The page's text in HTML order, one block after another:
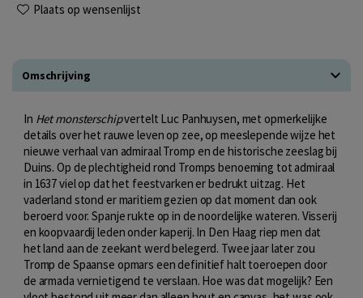
Plaats op wensenlijst
Omschrijving
In Het monsterschipvertelt Luc Panhuysen, met opmerkelijke
details over het rauwe leven op zee, op meeslepende wijze het
nieuwe verhaal van admiraal Tromp en de historische zeeslag bij
Duins. Op de plechtigheid rond Tromps benoeming tot admiraal
in 1637 viel op dat het feestvarken er bedrukt uitzag. Het
vaderland stond er maritiem gezien op dat moment dan ook
beroerd voor. Spanje rukte op in de noordelijke wateren. Visserij
en koopvaardij leden onder kaperij. In Den Haag riep men dat
het land aan de zeekant werd belegerd. Twee jaar later zou
Tromp de Spaanse opmars een definitief halt toeroepen door
de armada vernietigend te verslaan. Hoe was dat mogelijk? Een